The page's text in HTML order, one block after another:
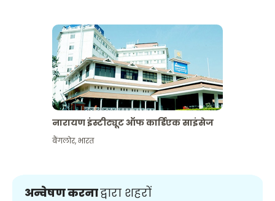
नारायण इंस्टीट्यूट ऑफ कार्डिएक साइंसेज
बैंगलोर,भारत
अन्वेषण करनाद्वारा शहरों